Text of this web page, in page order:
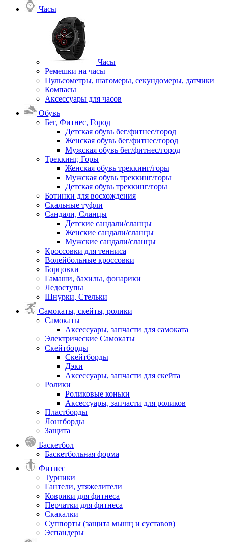
Часы
Часы
Ремешки на часы
Пульсометры, шагомеры, секундомеры, датчики
Компасы
Аксессуары для часов
Обувь
Бег, Фитнес, Город
Детская обувь бег/фитнес/город
Женская обувь бег/фитнес/город
Мужская обувь бег/фитнес/город
Треккинг, Горы
Женская обувь треккинг/горы
Мужская обувь треккинг/горы
Детская обувь треккинг/горы
Ботинки для восхождения
Скальные туфли
Сандали, Сланцы
Детские сандали/сланцы
Женские сандали/сланцы
Мужские сандали/сланцы
Кроссовки для тенниса
Волейбольные кроссовки
Борцовки
Гамаши, бахилы, фонарики
Ледоступы
Шнурки, Стельки
Самокаты, скейты, ролики
Самокаты
Аксессуары, запчасти для самоката
Электрические Самокаты
Скейтборды
Скейтборды
Дэки
Аксессуары, запчасти для скейта
Ролики
Роликовые коньки
Аксессуары, запчасти для роликов
Пластборды
Лонгборды
Защита
Баскетбол
Баскетбольная форма
Фитнес
Турники
Гантели, утяжелители
Коврики для фитнеса
Перчатки для фитнеса
Скакалки
Суппорты (защита мышц и суставов)
Эспандеры